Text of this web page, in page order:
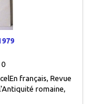
0
français, Revue
romaine,
280 pages, broché,